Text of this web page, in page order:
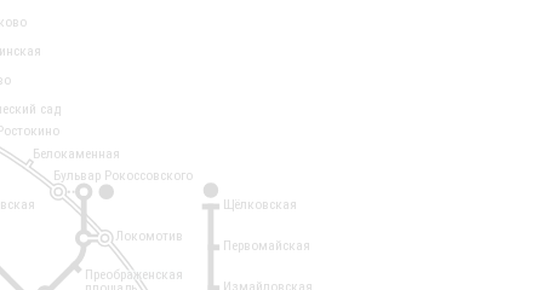
1
Локомотив
сад
Белокаменная
Щёлковская
Первомайская
Измайловская
Бульвар Рокоссовского
Преображенская